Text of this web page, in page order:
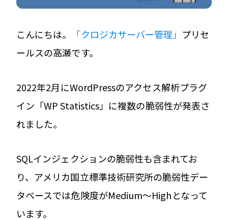
こんにちは。 「クロジカサーバー管理」 プリセ
ールスの高瀬です。
2022年2月にWordPressのアクセス解析プラグ
イン「WP Statistics」に複数の脆弱性が発表さ
れました。
SQLインジェクションの脆弱性も含まれてお
り、アメリカ国立標準技術研究所の脆弱性デー
タベースでは危険度がMedium〜Highとなって
います。